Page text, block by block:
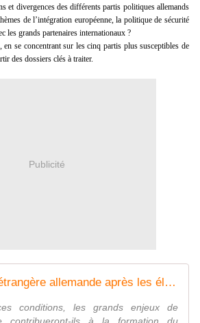
et divergences des différents partis politiques allemands
de l’intégration européenne, la politique de sécurité
les grands partenaires internationaux ?
en se concentrant sur les cinq partis plus susceptibles de
des dossiers clés à traiter.
Publicité
Quelle politique étrangère allemande après les élections ?
conditions, les grands enjeux de